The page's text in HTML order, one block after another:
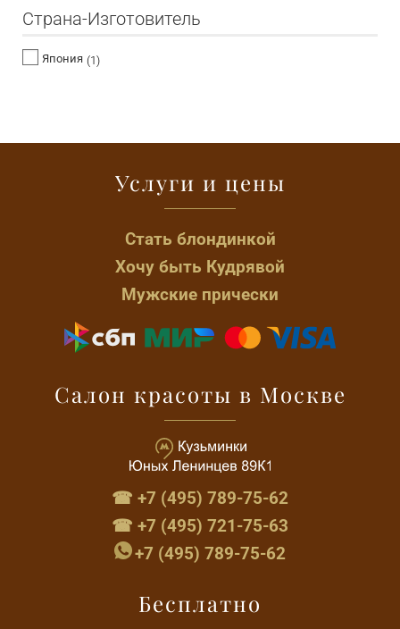
Страна-Изготовитель
Япония (1)
Услуги и цены
Стать блондинкой
Хочу быть Кудрявой
Мужские прически
Салон красоты в Москве
☎ +7 (495) 789-75-62
☎ +7 (495) 721-75-63
+7 (495) 789-75-62
Бесплатно